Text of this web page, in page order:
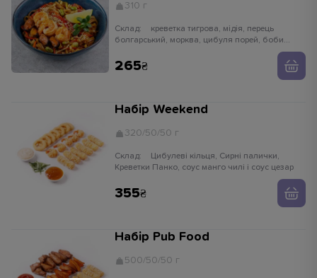
310 г
Склад:
болгарський, морква, цибуля порей, боби
устричний соус, кунжут білий, рисова локшина
265
Набір Weekend
320/50/50 г
Склад:
Креветки Панко, соус манго чилі і соус цезар
355
Набір Pub Food
500/50/50 г